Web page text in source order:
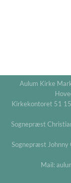
Aulum Kirke
Kirkekontoret 51
Sognepræst
Sognepræst Johnny
Mail: